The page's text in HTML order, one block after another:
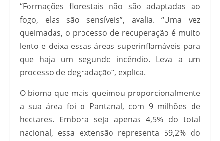
“Formações florestais não são adaptadas ao
fogo, elas são sensíveis”, avalia. “Uma vez
queimadas, o processo de recuperação é muito
lento e deixa essas áreas superinflamáveis para
que haja um segundo incêndio. Leva a um
processo de degradação”, explica.
O bioma que mais queimou proporcionalmente
a sua área foi o Pantanal, com 9 milhões de
hectares. Embora seja apenas 4,5% do total
nacional, essa extensão representa 59,2% do